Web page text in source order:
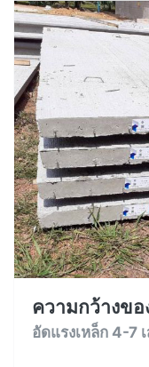
ความกว้างข
อัดแรงเหล็ก 4-7